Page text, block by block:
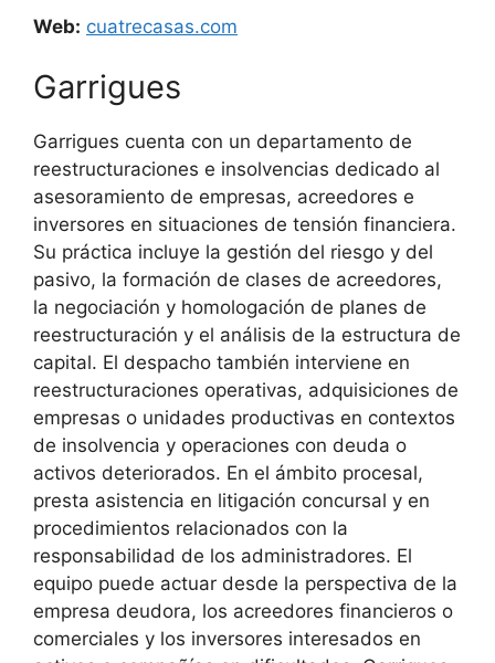
Web: cuatrecasas.com
Garrigues
Garrigues cuenta con un departamento de
reestructuraciones e insolvencias dedicado al
asesoramiento de empresas, acreedores e
inversores en situaciones de tensión financiera.
Su práctica incluye la gestión del riesgo y del
pasivo, la formación de clases de acreedores,
la negociación y homologación de planes de
reestructuración y el análisis de la estructura de
capital. El despacho también interviene en
reestructuraciones operativas, adquisiciones de
empresas o unidades productivas en contextos
de insolvencia y operaciones con deuda o
activos deteriorados. En el ámbito procesal,
presta asistencia en litigación concursal y en
procedimientos relacionados con la
responsabilidad de los administradores. El
equipo puede actuar desde la perspectiva de la
empresa deudora, los acreedores financieros o
comerciales y los inversores interesados en